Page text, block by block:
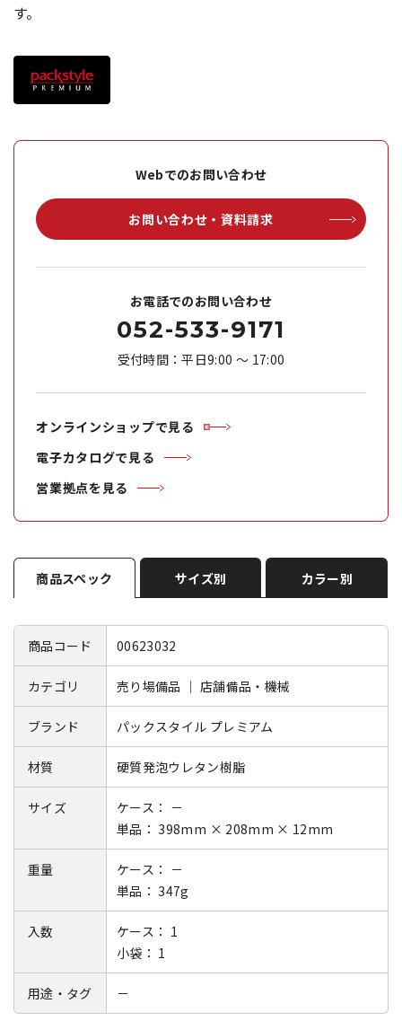
す。
Webでのお問い合わせ
お問い合わせ・資料請求
お電話でのお問い合わせ
052-533-9171
受付時間：平日9:00 ～ 17:00
オンラインショップで見る
電子カタログで見る
営業拠点を見る
商品スペック サイズ別 カラー別
商品コード 00623032
カテゴリ 売り場備品 ｜ 店舗備品・機械
ブランド パックスタイル プレミアム
材質 硬質発泡ウレタン樹脂
サイズ
ケース： －
単品： 398mm × 208mm × 12mm
重量
ケース： －
単品： 347g
入数
ケース： 1
小袋： 1
用途・タグ －